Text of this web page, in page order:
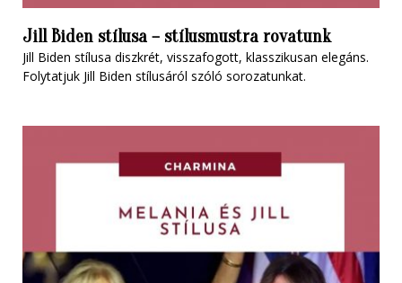
Jill Biden stílusa – stílusmustra rovatunk
Jill Biden stílusa diszkrét, visszafogott, klasszikusan elegáns.
Folytatjuk Jill Biden stílusáról szóló sorozatunkat.